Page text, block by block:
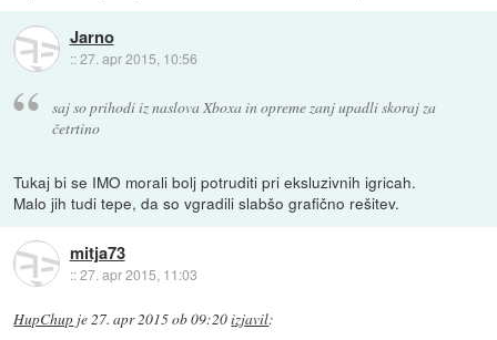
Jarno
::27. apr 2015, 10:56
saj so prihodi iz naslova Xboxa in opreme zanj upadli skoraj za
četrtino
Tukaj bi se IMO morali bolj potruditi pri eksluzivnih igricah.
Malo jih tudi tepe, da so vgradili slabšo grafično rešitev.
mitja73
::27. apr 2015, 11:03
HupChup je27. apr 2015 ob 09:20izjavil: